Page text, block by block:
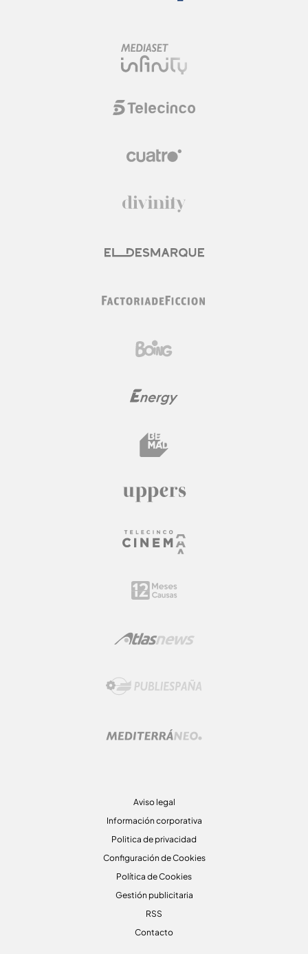
Aviso legal
Información corporativa
Politica de privacidad
Configuración de Cookies
Política de Cookies
Gestión publicitaria
RSS
Contacto